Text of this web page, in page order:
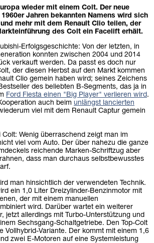
wieder mit einem Colt. Der neue
Jahren bekannten Namens wird sich
mehr mit dem Renault Clio teilen, der
des Colt ein Facelift erhält.
Erfolgsgeschichte: Von der letzten, in
konnten zwischen 2004 und 2014
verkauft werden. Da passt es doch nur
der diesen Herbst auf den Markt kommen
Clio gemein haben wird; seines Zeichens
des beliebten B-Segments, das ja in
Ford Fiesta einen "Big Player" verlieren wird.
auch beim unlängst lancierten
viel mit dem Renault Captur gemein
Colt: Wenig überraschend zeigt man im
viel vom Auto. Der über nahezu die ganze
reichende Marken-Schriftzug aber
dass man durchaus selbstbewusstes
man hinsichtlich der verwendeten Technik.
ein 1,0 Liter Dreizylinder-Benzinmotor mit
der mit einem manuellen
wird. Darüber wartet ein weiterer
jetzt allerdings mit Turbo-Unterstützung und
Sechsgang-Schaltgetriebe. Den Top-Colt
Vollhybrid-Variante. Der kommt mit einem 1,6
zwei E-Motoren auf eine Systemleistung